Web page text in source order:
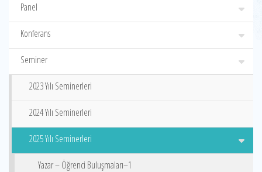
Panel
Konferans
Seminer
2023 Yılı Seminerleri
2024 Yılı Seminerleri
2025 Yılı Seminerleri
Yazar – Öğrenci Buluşmaları–1